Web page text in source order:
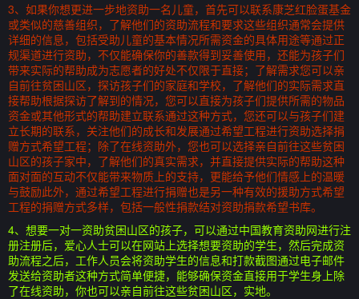
3、如果你想更进一步地资助一名儿童，首先可以联系康芝红脸蛋基金
或类似的慈善组织，了解他们的资助流程和要求这些组织通常会提供
详细的信息，包括受助儿童的基本情况所需资金的具体用途等通过正
规渠道进行资助，不仅能确保你的善款得到妥善使用，还能为孩子们
带来实际的帮助成为志愿者的好处不仅限于直接；了解需求您可以亲
自前往贫困山区，探访孩子们的家庭和学校，了解他们的实际需求直
接帮助根据探访了解到的情况，您可以直接为孩子们提供所需的物品
资金或其他形式的帮助建立联系通过这种方式，您还可以与孩子们建
立长期的联系，关注他们的成长和发展通过希望工程进行资助选择捐
赠方式希望工程；除了在线资助外，您也可以选择亲自前往这些贫困
山区的孩子家中，了解他们的真实需求，并直接提供实际的帮助这种
面对面的互动不仅能带来物质上的支持，更能给予他们情感上的温暖
与鼓励此外，通过希望工程进行捐赠也是另一种有效的援助方式希望
工程的捐赠方式多样，包括一般性捐款结对资助捐款希望书库。
4、想要一对一资助贫困山区的孩子，可以通过中国教育资助网进行注
册注册后，爱心人士可以在网站上选择想要资助的学生，然后完成资
助流程之后，工作人员会将资助学生的信息和打款截图通过电子邮件
发送给资助者这种方式简单便捷，能够确保资金直接用于学生身上除
了在线资助，你也可以亲自前往这些贫困山区，实地。